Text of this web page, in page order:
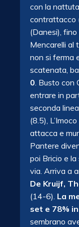
con la
contrattacco
(Danesi),
Mencarelli al
non si ferma
scatenata,
0. Busto con
entrare in
seconda
(8.5),
attacca e
Pantere
poi Bricio e
via. Arriva a
De Kruijf,
(14-6). La
set e 78%
sembrano